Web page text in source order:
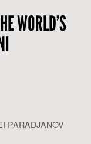
WORLD’S
PARADJANOV